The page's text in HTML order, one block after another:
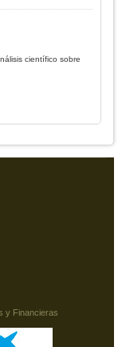
científico sobre
y Financieras